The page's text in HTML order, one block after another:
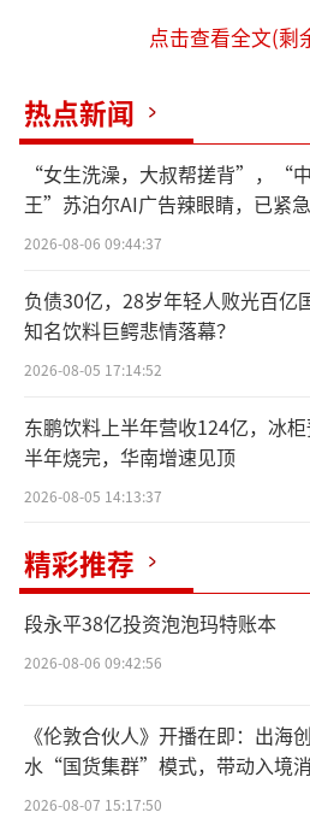
起拍价下调7亿元
本次已是该工厂第三
和8月5日，广汽菲克长沙
价分别约19.15亿元和
人报名而流拍。彼时，广
众号发布消息称，两次流
次拍卖，并再次积极对接
少数意向投资企业，目
业。据了解，本次第三次
亿元，相比首次起拍价下
接盘。
2010年，广汽集团与
50股比合资成立广汽菲克
旗下Jeep品牌正式国产。
推出Jeep自由光、自由侠
等车型，形成涵盖小型、
产品阵营。数据显示，
2.23万辆，但从2018年起
年销量跌至2.01万辆。
点击查看全文(剩
热点新闻
“女生洗澡，大叔帮搓背”，“
王”苏泊尔AI广告辣眼睛，已紧
2026-08-06 09:44:37
负债30亿，28岁年轻人败光百亿
知名饮料巨鳄悲情落幕？
2026-08-05 17:14:52
东鹏饮料上半年营收124亿，冰
半年烧完，华南增速见顶
2026-08-05 14:13:37
精彩推荐
段永平38亿投资泡泡玛特账本
2026-08-06 09:42:56
《伦敦合伙人》开播在即：出海
水“国货集群”模式，带动入境
向种草
2026-08-07 15:17:50